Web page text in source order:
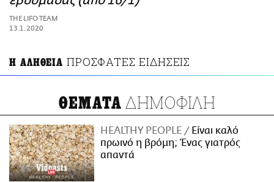
ΑΜΠΑ
PRINT
THE LIFO TEAM
13.1.2020
Η ΑΛΗΘΕΙΑ ΠΡΟΣΦΑΤΕΣ ΕΙΔΗΣΕΙΣ
ΘΕΜΑΤΑ ΔΗΜΟΦΙΛΗ
HEALTHY PEOPLE
Είναι καλό
πρωινό η βρόμη; Ένας γιατρός
απαντά